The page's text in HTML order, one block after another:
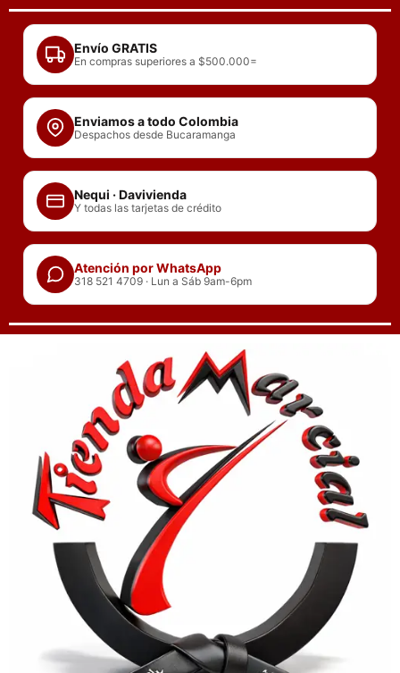
contenido
Envío GRATIS
En compras superiores a $500.000=
Enviamos a todo Colombia
Despachos desde Bucaramanga
Nequi · Davivienda
Y todas las tarjetas de crédito
Atención por WhatsApp
318 521 4709 · Lun a Sáb 9am-6pm